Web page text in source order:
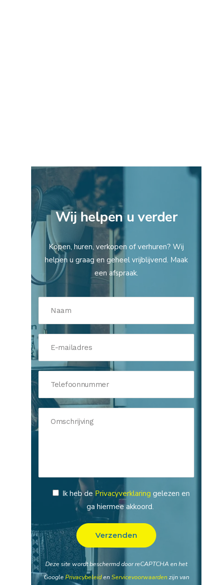
Wij helpen u verder
Kopen, huren, verkopen of verhuren? Wij
helpen u graag en geheel vrijblijvend. Maak
een afspraak.
Ik heb dePrivacyverklaring gelezen en
ga hiermee akkoord.
Deze site wordt beschermd door reCAPTCHA en het
GooglePrivacybeleidenServicevoorwaardenzijn van